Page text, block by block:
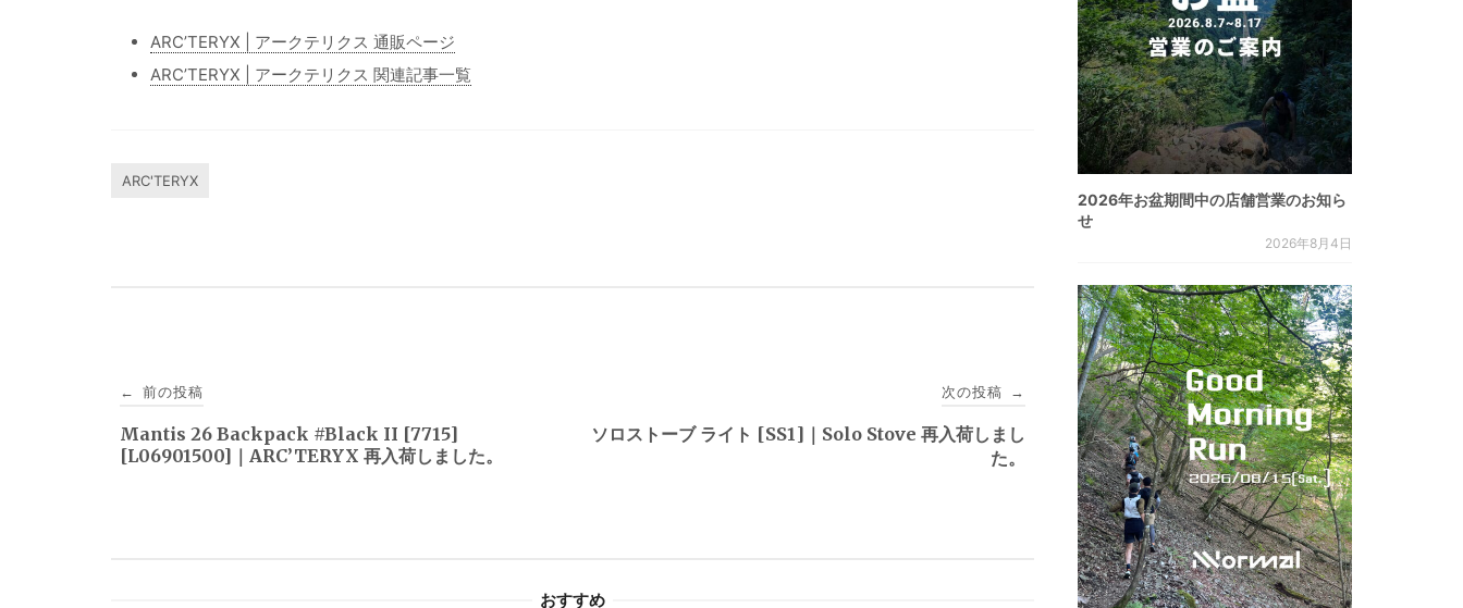
ARC’TERYX | アークテリクス 通販ページ
ARC’TERYX | アークテリクス 関連記事一覧
ARC'TERYX
稿
ナ
← 前の投稿
Mantis 26 Backpack #Black II [7715]
[L06901500]｜ARC’TERYX 再入荷しました。
次の投稿 →
ソロストーブ ライト [SS1]｜Solo Stove 再入荷しまし
た。
おすすめ
2026年お盆期間中の店舗営業のお知ら
せ
2026年8月4日